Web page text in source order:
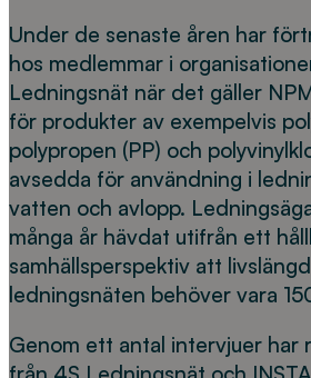
Under de senaste åren har
hos medlemmar i
Ledningsnät när det gäller
för produkter av exempelvis
polypropen (PP) och
avsedda för användning i
vatten och avlopp.
många år hävdat utifrån ett
samhällsperspektiv att
ledningsnäten behöver vara
Genom ett antal intervjuer har